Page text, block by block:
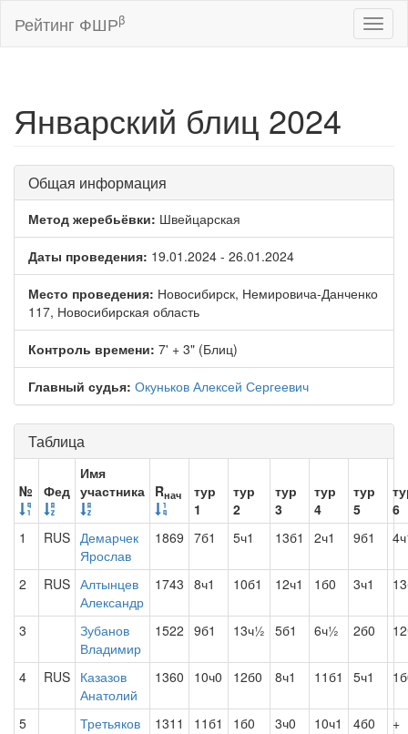
Рейтинг ФШРβ
Январский блиц 2024
Общая информация
Метод жеребьёвки: Швейцарская
Даты проведения: 19.01.2024 - 26.01.2024
Место проведения: Новосибирск, Немировича-Данченко
117, Новосибирская область
Контроль времени: 7' + 3" (Блиц)
Главный судья: Окуньков Алексей Сергеевич
Таблица
№ Фед
Имя
участника Rнач
тур
1
тур
2
тур
3
тур
4
тур
5
6
1
RUS Демарчек
Ярослав
1869 7б1 5ч1 13б1 2ч1 9б1
2 RUS Алтынцев
Александр
1743 8ч1 10б1 12ч1 1б0 3ч1
3
Зубанов
Владимир
1522 9б1 13ч½ 5б1 6ч½ 2б0
4 RUS Казазов
Анатолий
1360 10ч0 12б0 8ч1 11б1 5ч1
5
Третьяков
1311 11б1 1б0 3ч0 10ч1 4б0 +